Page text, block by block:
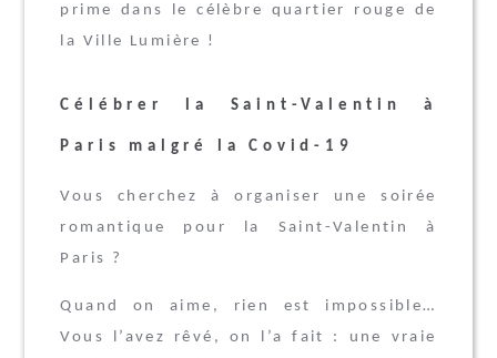
prime dans le célèbre quartier rouge de
la Ville Lumière !
Célébrer la Saint-Valentin à
Paris malgré la Covid-19
Vous cherchez à organiser une soirée
romantique pour la Saint-Valentin à
Paris ?
Quand on aime, rien est impossible…
Vous l’avez rêvé, on l’a fait : une vraie